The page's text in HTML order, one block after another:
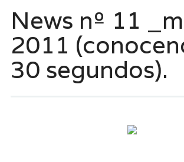
News nº 11
2011
30 segundos).